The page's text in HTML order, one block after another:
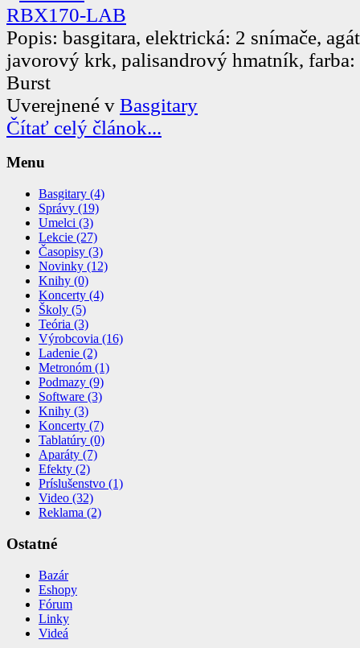
Popis: basgitara, elektrická: 2 snímače,
javorový krk, palisandrový hmatník,
Burst
Uverejnené v Basgitary
Čítať celý článok...
Menu
Basgitary (4)
Správy (19)
Umelci (3)
Lekcie (27)
Časopisy (3)
Novinky (12)
Knihy (0)
Koncerty (4)
Školy (5)
Teória (3)
Výrobcovia (16)
Ladenie (2)
Metronóm (1)
Podmazy (9)
Software (3)
Knihy (3)
Koncerty (7)
Tablatúry (0)
Aparáty (7)
Efekty (2)
Príslušenstvo (1)
Video (32)
Reklama (2)
Ostatné
Bazár
Eshopy
Fórum
Linky
Videá